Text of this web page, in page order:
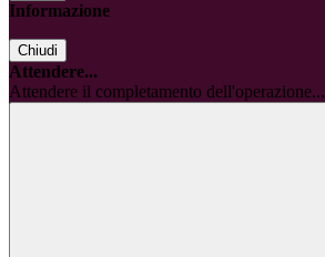
Informazione
Chiudi
Attendere...
Attendere il completamento dell'operazione...